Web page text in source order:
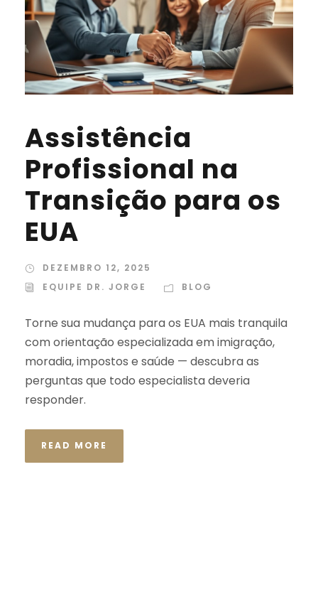
Assistência
Profissional na
Transição para os
EUA
DEZEMBRO 12, 2025
EQUIPE DR. JORGE
BLOG
Torne sua mudança para os EUA mais tranquila
com orientação especializada em imigração,
moradia, impostos e saúde — descubra as
perguntas que todo especialista deveria
responder.
READ MORE